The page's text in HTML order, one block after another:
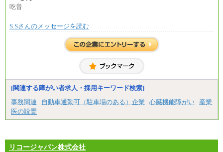
吃音
S.Sさんのメッセージを読む
[関連する障がい者求人・採用キーワード検索]
事務関連
自動車通勤可（駐車場のある）企業 心臓機能障がい
産業
医の設置
リコージャパン株式会社